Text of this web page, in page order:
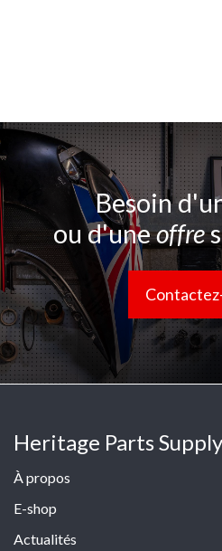
Besoin
ou d'uneoffre
Heritage Parts Supply
À propos
E-shop
Actualités